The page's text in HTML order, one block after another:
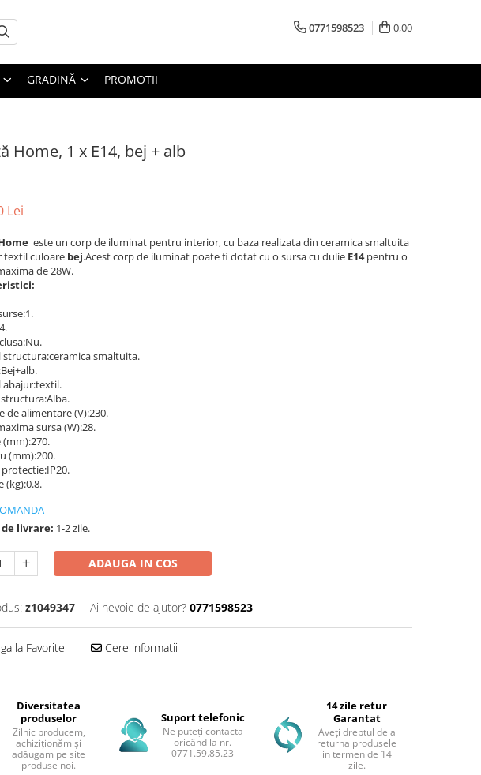
0771598523 0,00
GRADINĂ PROMOTII
Home, 1 x E14, bej + alb
Lei
este un corp de iluminat pentru interior, cu baza realizata din ceramica smaltuita
textil culoare bej.Acest corp de iluminat poate fi dotat cu o sursa cu dulie E14pentru o
de 28W.
structura:ceramica smaltuita.
abajur:textil.
de alimentare (V):230.
sursa (W):28.
(mm):200.
(kg):0.8.
livrare: 1-2 zile.
ADAUGA IN COS
z1049347 Ai nevoie de ajutor? 0771598523
la Favorite Cere informatii
Diversitatea
produselor
Zilnic producem,
achiziționăm și
adăugam pe site
produse noi.
Suport telefonic
Ne puteți contacta
oricând la nr.
0771.59.85.23
14 zile retur
Garantat
Aveți dreptul de a
returna produsele
in termen de 14
zile.